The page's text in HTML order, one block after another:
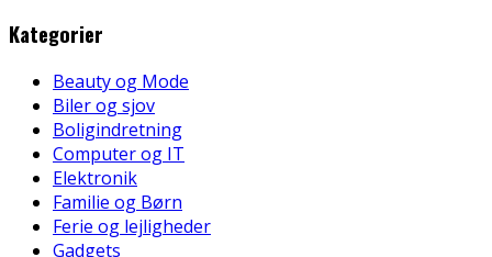
Kategorier
Beauty og Mode
Biler og sjov
Boligindretning
Computer og IT
Elektronik
Familie og Børn
Ferie og lejligheder
Gadgets